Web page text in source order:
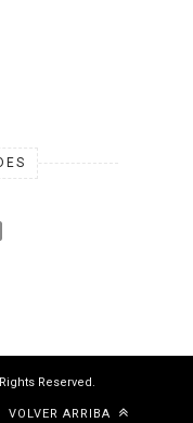
Reserved.
VOLVER ARRIBA